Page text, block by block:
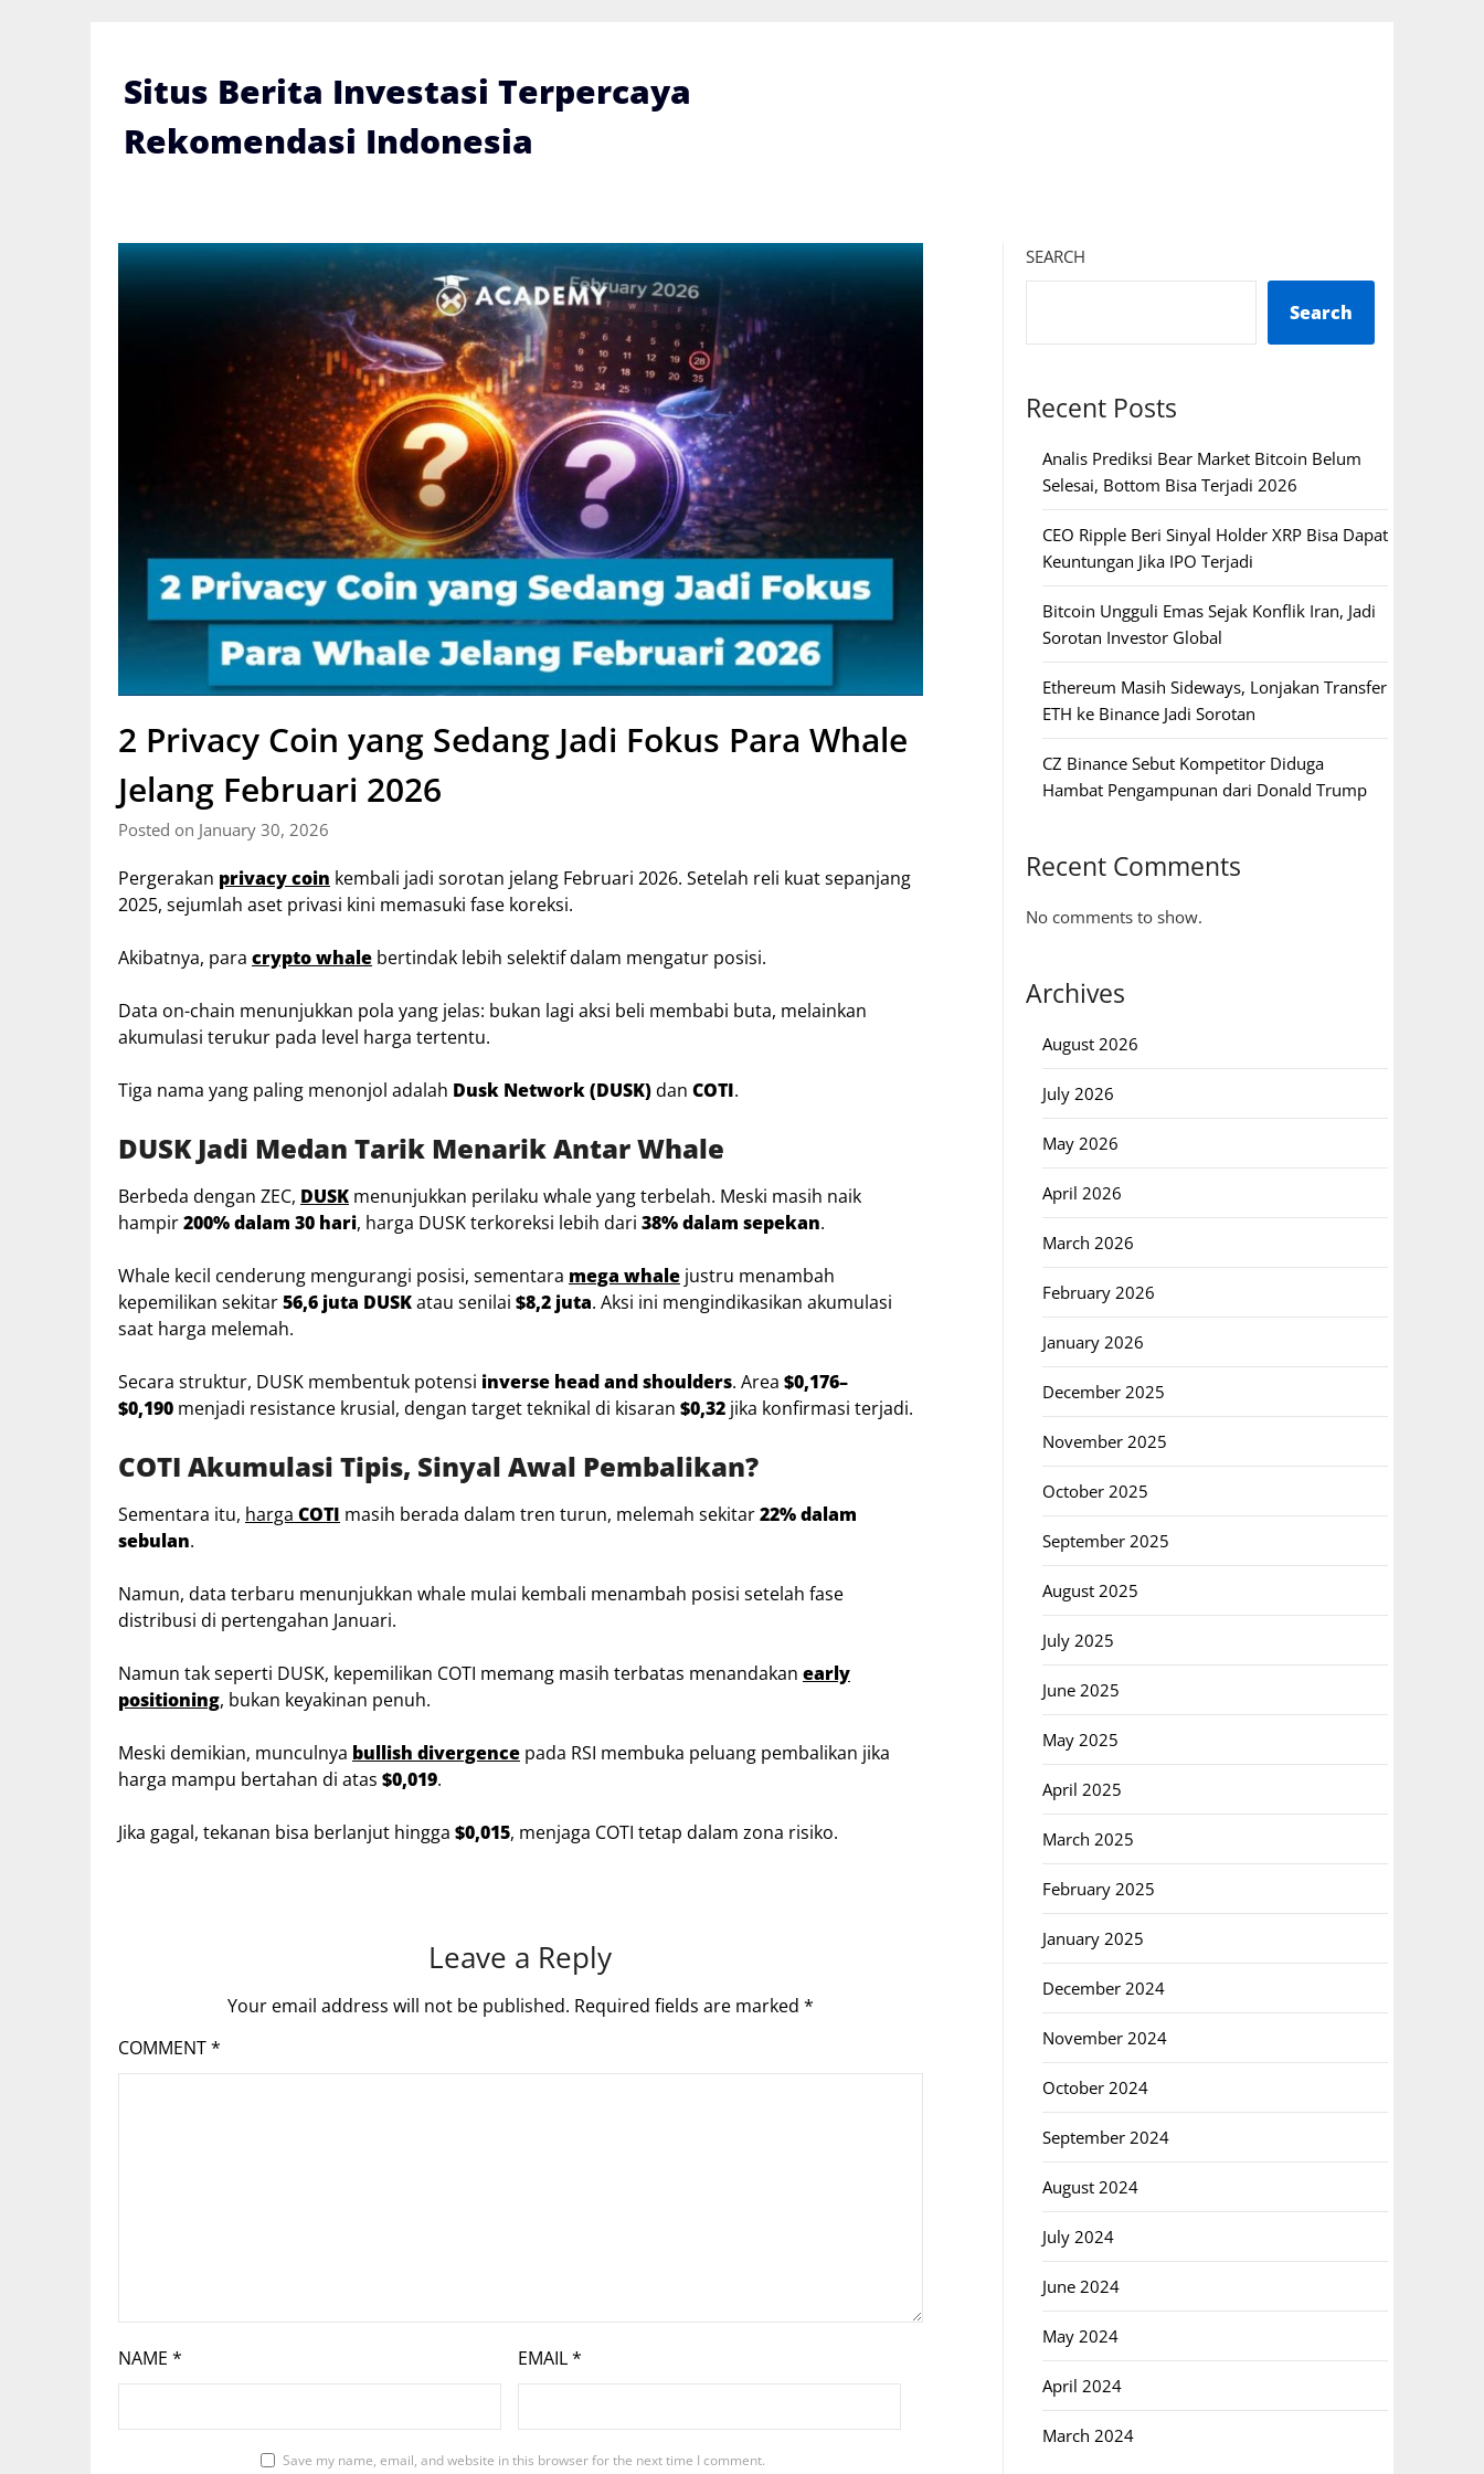
Situs Berita Investasi Terpercaya
Rekomendasi Indonesia
2 Privacy Coin yang Sedang Jadi Fokus Para Whale
Jelang Februari 2026
Posted on January 30, 2026
Pergerakan privacy coin kembali jadi sorotan jelang Februari 2026. Setelah reli kuat sepanjang
2025, sejumlah aset privasi kini memasuki fase koreksi.
Akibatnya, para crypto whale bertindak lebih selektif dalam mengatur posisi.
Data on-chain menunjukkan pola yang jelas: bukan lagi aksi beli membabi buta, melainkan
akumulasi terukur pada level harga tertentu.
Tiga nama yang paling menonjol adalah Dusk Network (DUSK)dan COTI.
DUSK Jadi Medan Tarik Menarik Antar Whale
Berbeda dengan ZEC, DUSK menunjukkan perilaku whale yang terbelah. Meski masih naik
hampir200% dalam 30 hari, harga DUSK terkoreksi lebih dari 38% dalam sepekan.
Whale kecil cenderung mengurangi posisi, sementara mega whale justru menambah
kepemilikan sekitar56,6 juta DUSKatau senilai $8,2 juta. Aksi ini mengindikasikan akumulasi
saat harga melemah.
Secara struktur, DUSK membentuk potensi inverse head and shoulders. Area $0,176–
$0,190 menjadi resistance krusial, dengan target teknikal di kisaran $0,32 jika konfirmasi terjadi.
COTI Akumulasi Tipis, Sinyal Awal Pembalikan?
Sementara itu, harga COTI masih berada dalam tren turun, melemah sekitar22% dalam
sebulan.
Namun, data terbaru menunjukkan whale mulai kembali menambah posisi setelah fase
distribusi di pertengahan Januari.
Namun tak seperti DUSK, kepemilikan COTI memang masih terbatas menandakan early
positioning, bukan keyakinan penuh.
Meski demikian, munculnya bullish divergence pada RSI membuka peluang pembalikan jika
harga mampu bertahan di atas $0,019.
Jika gagal, tekanan bisa berlanjut hingga $0,015, menjaga COTI tetap dalam zona risiko.
Leave a Reply
Your email address will not be published. Required fields are marked *
COMMENT*
NAME * EMAIL*
Save my name, email, and website in this browser for the next time I comment.
SEARCH
Search
Recent Posts
Analis Prediksi Bear Market Bitcoin Belum
Selesai, Bottom Bisa Terjadi 2026
CEO Ripple Beri Sinyal Holder XRP Bisa Dapat
Keuntungan Jika IPO Terjadi
Bitcoin Ungguli Emas Sejak Konflik Iran, Jadi
Sorotan Investor Global
Ethereum Masih Sideways, Lonjakan Transfer
ETH ke Binance Jadi Sorotan
CZ Binance Sebut Kompetitor Diduga
Hambat Pengampunan dari Donald Trump
Recent Comments
No comments to show.
Archives
August 2026
July 2026
May 2026
April 2026
March 2026
February 2026
January 2026
December 2025
November 2025
October 2025
September 2025
August 2025
July 2025
June 2025
May 2025
April 2025
March 2025
February 2025
January 2025
December 2024
November 2024
October 2024
September 2024
August 2024
July 2024
June 2024
May 2024
April 2024
March 2024